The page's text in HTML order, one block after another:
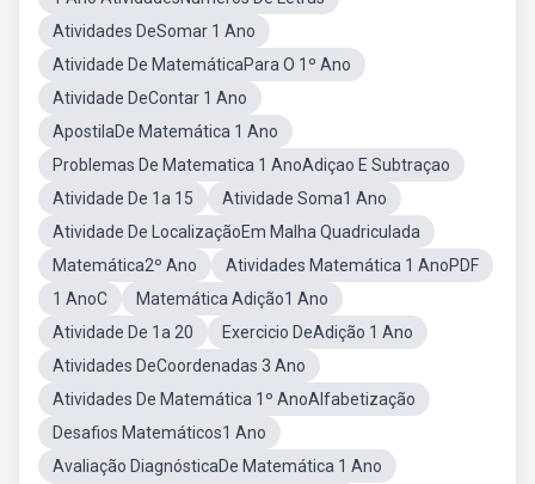
Atividades DeSomar 1 Ano
Atividade De MatemáticaPara O 1º Ano
Atividade DeContar 1 Ano
ApostilaDe Matemática 1 Ano
Problemas De Matematica 1 AnoAdiçao E Subtraçao
Atividade De 1a 15
Atividade Soma1 Ano
Atividade De LocalizaçãoEm Malha Quadriculada
Matemática2º Ano
Atividades Matemática 1 AnoPDF
1 AnoC
Matemática Adição1 Ano
Atividade De 1a 20
Exercicio DeAdição 1 Ano
Atividades DeCoordenadas 3 Ano
Atividades De Matemática 1º AnoAlfabetização
Desafios Matemáticos1 Ano
Avaliação DiagnósticaDe Matemática 1 Ano